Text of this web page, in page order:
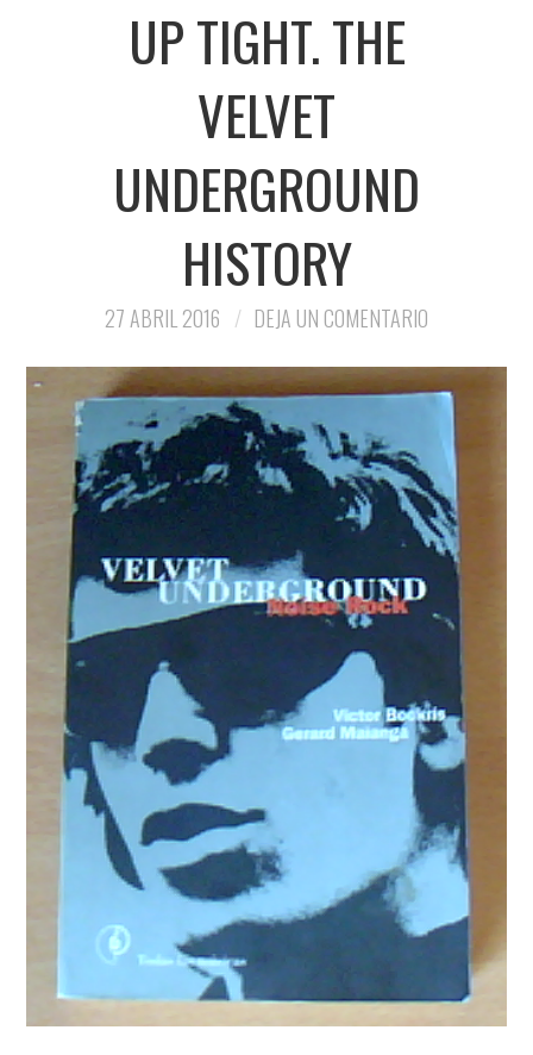
UP TIGHT. THE
VELVET
UNDERGROUND
HISTORY
27 ABRIL 2016 DEJA UN COMENTARIO